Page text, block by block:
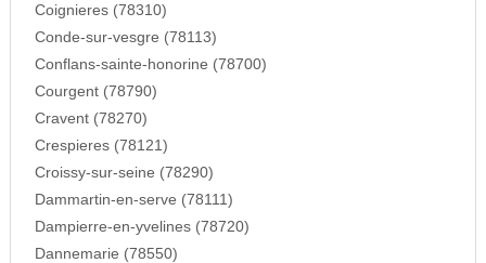
Coignieres (78310)
Conde-sur-vesgre (78113)
Conflans-sainte-honorine (78700)
Courgent (78790)
Cravent (78270)
Crespieres (78121)
Croissy-sur-seine (78290)
Dammartin-en-serve (78111)
Dampierre-en-yvelines (78720)
Dannemarie (78550)